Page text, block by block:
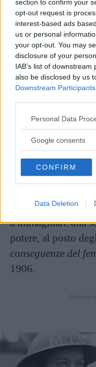
section to confirm your
opt-out request is
interest-based ads
us or personal
your opt-out. You may
disclosure of your
IAB’s list of
also be disclosed by us
Downstream Participants
Please note that this
not limited to your visit
use your data for below
consent section.
Personal Data
Google consents
CONFIRM
Data Deletion
mostrandosi in
donna incinta che
cause delle voglie
Nel 1907, Alice
Blaché(da cui
trasferì a New
casa produttrice
continuò a
producendo
possiamo
Money (1912), il
femminista, tanto
a immaginare una
potere, al posto
conseguenze del
1906.